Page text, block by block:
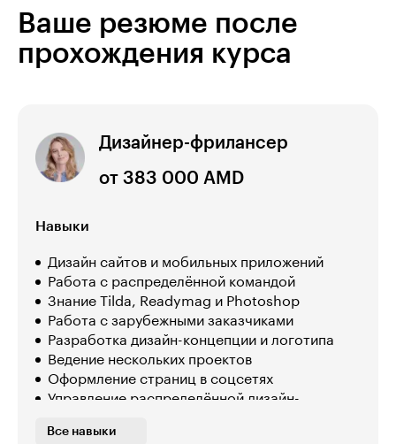
Ваше резюме после
прохождения курса
Дизайнер-фрилансер
от 383 000 AMD
Навыки
Дизайн сайтов и мобильных приложений
Работа с распределённой командой
Знание Tilda, Readymag и Photoshop
Работа с зарубежными заказчиками
Разработка дизайн-концепции и логотипа
Ведение нескольких проектов
Оформление страниц в соцсетях
Управление распределённой дизайн-
Все навыки